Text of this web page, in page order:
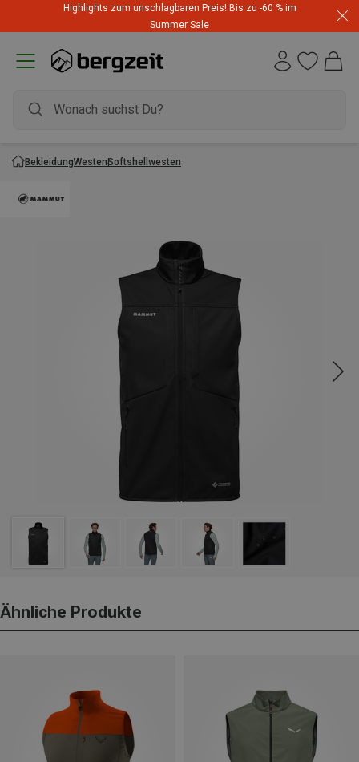
Highlights zum unschlagbaren Preis! Bis zu -60 % im
Summer Sale
BekleidungWestenSoftshellwesten
Ähnliche Produkte